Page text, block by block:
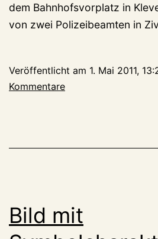
dem Bahnhofsvorplatz in
von zwei Polizeibeamten in
Veröffentlicht am 1. Mai 2011,
Kommentare
Bild mit